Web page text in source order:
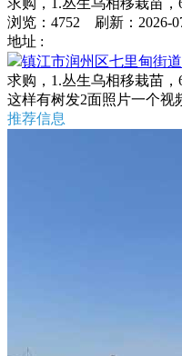
求购，1.丛生乌相移栽苗
浏览：4752 刷新：2026-
地址 :
镇江市润州区七里甸街
求购，1.丛生乌相移栽苗
这样有树发2面照片一个视
推荐信息